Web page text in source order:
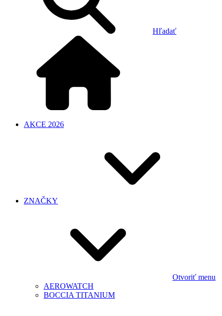
Hľadať
AKCE 2026
ZNAČKY
Otvoriť menu
AEROWATCH
BOCCIA TITANIUM